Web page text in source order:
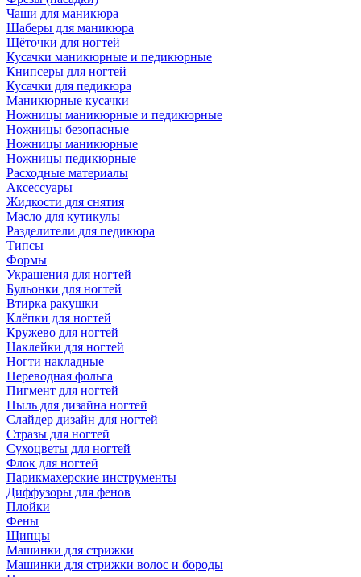
Чаши для маникюра
Шаберы для маникюра
Щёточки для ногтей
Кусачки маникюрные и педикюрные
Книпсеры для ногтей
Кусачки для педикюра
Маникюрные кусачки
Ножницы маникюрные и педикюрные
Ножницы безопасные
Ножницы маникюрные
Ножницы педикюрные
Расходные материалы
Аксессуары
Жидкости для снятия
Масло для кутикулы
Разделители для педикюра
Типсы
Формы
Украшения для ногтей
Бульонки для ногтей
Втирка ракушки
Клёпки для ногтей
Кружево для ногтей
Наклейки для ногтей
Ногти накладные
Переводная фольга
Пигмент для ногтей
Пыль для дизайна ногтей
Слайдер дизайн для ногтей
Стразы для ногтей
Сухоцветы для ногтей
Флок для ногтей
Парикмахерские инструменты
Диффузоры для фенов
Плойки
Фены
Щипцы
Машинки для стрижки
Машинки для стрижки волос и бороды